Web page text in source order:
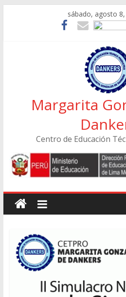
sábado, agosto
Margarita
Centro de Educación